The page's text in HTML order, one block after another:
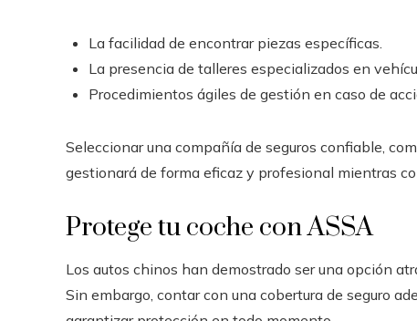
La facilidad de encontrar piezas específicas.
La presencia de talleres especializados en
Procedimientos ágiles de gestión en caso de
Seleccionar una compañía de seguros confiable,
gestionará de forma eficaz y profesional mientras
Protege tu coche con ASSA
Los autos chinos han demostrado ser una opción
Sin embargo, contar con una cobertura de seguro